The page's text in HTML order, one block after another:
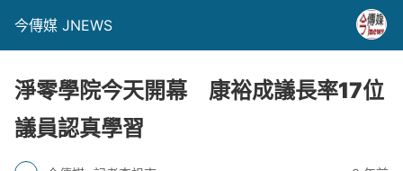
今傳媒 JNEWS
淨零學院今天開幕 康裕成議長率17位
議員認真學習